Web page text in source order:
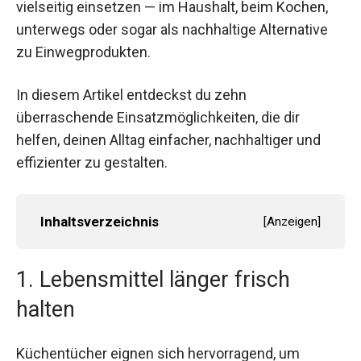
vielseitig einsetzen — im Haushalt, beim Kochen,
unterwegs oder sogar als nachhaltige Alternative
zu Einwegprodukten.
In diesem Artikel entdeckst du zehn
überraschende Einsatzmöglichkeiten, die dir
helfen, deinen Alltag einfacher, nachhaltiger und
effizienter zu gestalten.
Inhaltsverzeichnis [Anzeigen]
1. Lebensmittel länger frisch
halten
Küchentücher eignen sich hervorragend, um